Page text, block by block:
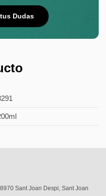
Dudas
Sant Joan Despi, Sant Joan